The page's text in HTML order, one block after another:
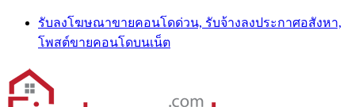
Skip
content
รับลงโฆษณาขายคอนโดด่วน, รับจ้างลงประกาศอสังหา,
โพสต์ขายคอนโดบนเน็ต